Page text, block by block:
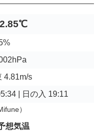
s
| 日の入 19:11
）
想気温